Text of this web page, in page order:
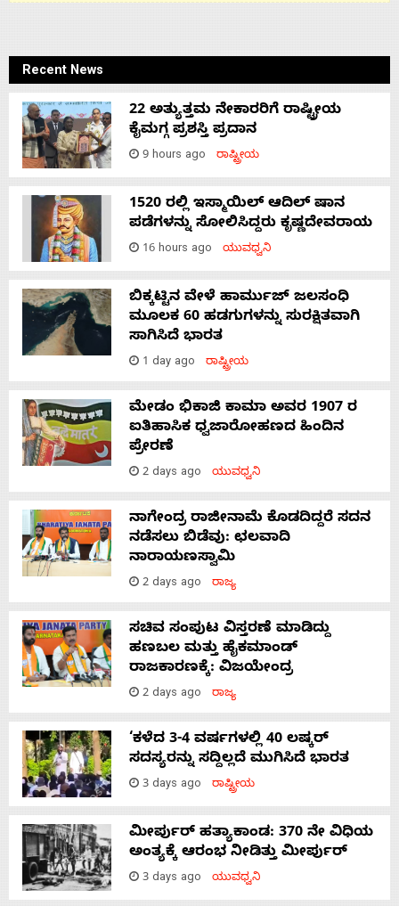
Recent News
22 ಅತ್ಯುತ್ತಮ ನೇಕಾರರಿಗೆ ರಾಷ್ಟ್ರೀಯ
ಕೈಮಗ್ಗ ಪ್ರಶಸ್ತಿ ಪ್ರದಾನ
9 hours ago ರಾಷ್ಟ್ರೀಯ
1520 ರಲ್ಲಿ ಇಸ್ಮಾಯಿಲ್ ಆದಿಲ್ ಷಾನ
ಪಡೆಗಳನ್ನು ಸೋಲಿಸಿದ್ದರು ಕೃಷ್ಣದೇವರಾಯ
16 hours ago ಯುವಧ್ವನಿ
ಬಿಕ್ಕಟ್ಟಿನ ವೇಳೆ ಹಾರ್ಮುಜ್ ಜಲಸಂಧಿ
ಮೂಲಕ 60 ಹಡಗುಗಳನ್ನು ಸುರಕ್ಷಿತವಾಗಿ
ಸಾಗಿಸಿದೆ ಭಾರತ
1 day ago ರಾಷ್ಟ್ರೀಯ
ಮೇಡಂ ಭಿಕಾಜಿ ಕಾಮಾ ಅವರ 1907 ರ
ಐತಿಹಾಸಿಕ ಧ್ವಜಾರೋಹಣದ ಹಿಂದಿನ
ಪ್ರೇರಣೆ
2 days ago ಯುವಧ್ವನಿ
ನಾಗೇಂದ್ರ ರಾಜೀನಾಮೆ ಕೊಡದಿದ್ದರೆ ಸದನ
ನಡೆಸಲು ಬಿಡೆವು: ಛಲವಾದಿ
ನಾರಾಯಣಸ್ವಾಮಿ
2 days ago ರಾಜ್ಯ
ಸಚಿವ ಸಂಪುಟ ವಿಸ್ತರಣೆ ಮಾಡಿದ್ದು
ಹಣಬಲ ಮತ್ತು ಹೈಕಮಾಂಡ್
ರಾಜಕಾರಣಕ್ಕೆ: ವಿಜಯೇಂದ್ರ
2 days ago ರಾಜ್ಯ
‘ಕಳೆದ 3-4 ವರ್ಷಗಳಲ್ಲಿ 40 ಲಷ್ಕರ್
ಸದಸ್ಯರನ್ನು ಸದ್ದಿಲ್ಲದೆ ಮುಗಿಸಿದೆ ಭಾರತ
3 days ago ರಾಷ್ಟ್ರೀಯ
ಮೀರ್ಪುರ್ ಹತ್ಯಾಕಾಂಡ: 370 ನೇ ವಿಧಿಯ
ಅಂತ್ಯಕ್ಕೆ ಆರಂಭ ನೀಡಿತ್ತು ಮೀರ್ಪುರ್
3 days ago ಯುವಧ್ವನಿ